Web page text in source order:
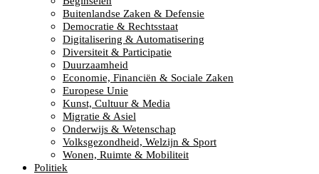
Buitenlandse Zaken & Defensie
Democratie & Rechtsstaat
Digitalisering & Automatisering
Diversiteit & Participatie
Duurzaamheid
Economie, Financiën & Sociale Zaken
Europese Unie
Kunst, Cultuur & Media
Migratie & Asiel
Onderwijs & Wetenschap
Volksgezondheid, Welzijn & Sport
Wonen, Ruimte & Mobiliteit
Politiek